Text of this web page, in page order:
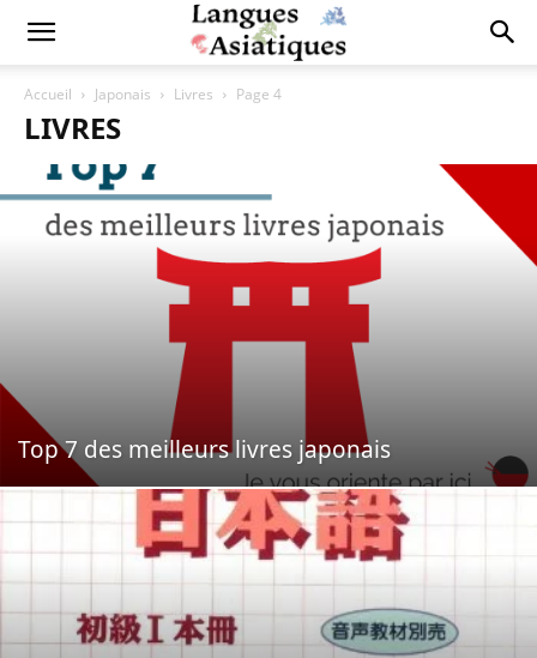
Accueil Japonais Livres Page 4
LIVRES
Top 7 des meilleurs livres japonais